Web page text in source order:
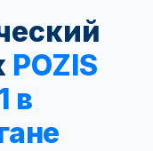
POZIS
в